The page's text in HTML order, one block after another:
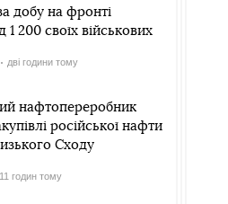
добу на фронті
200 своїх військових
дві години тому
нафтопереробник
російської нафти
Сходу
11 годин тому